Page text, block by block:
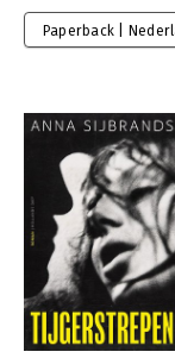
Paperback |